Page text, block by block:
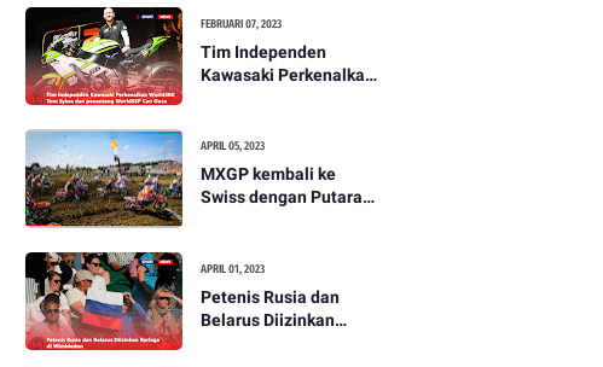
FEBRUARI 07, 2023
Tim Independen
Kawasaki Perkenalkan
WorldSSP Can Oncu
APRIL 05, 2023
MXGP kembali ke
Swiss dengan Putaran
APRIL 01, 2023
Petenis Rusia dan
Belarus Diizinkan